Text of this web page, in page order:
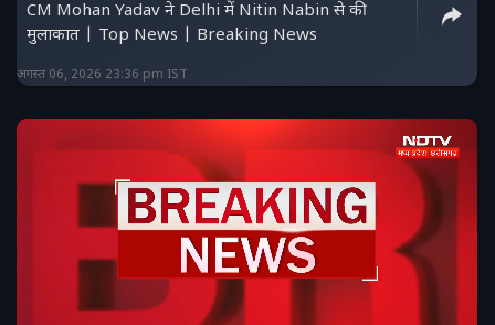
CM Mohan Yadav ने Delhi में Nitin Nabin से की
मुलाकात | Top News | Breaking News
अगस्त 06, 2026 23:36 pm IST